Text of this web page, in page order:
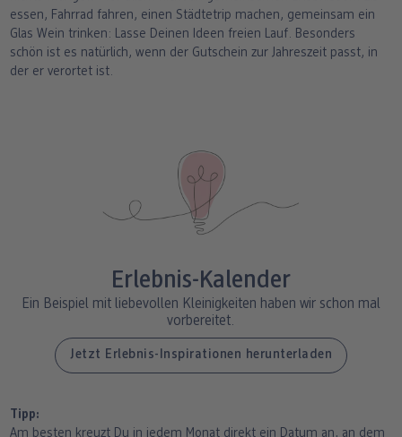
essen, Fahrrad fahren, einen Städtetrip machen, gemeinsam ein
Glas Wein trinken: Lasse Deinen Ideen freien Lauf. Besonders
schön ist es natürlich, wenn der Gutschein zur Jahreszeit passt, in
der er verortet ist.
Erlebnis-Kalender
Ein Beispiel mit liebevollen Kleinigkeiten haben wir schon mal
vorbereitet.
Jetzt Erlebnis-Inspirationen herunterladen
Tipp:
Am besten kreuzt Du in jedem Monat direkt ein Datum an, an dem